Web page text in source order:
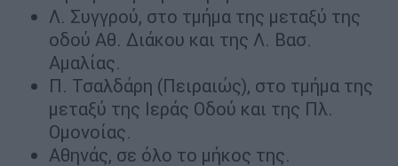
Λ. Συγγρού, στο τμήμα της μεταξύ της
οδού Αθ. Διάκου και της Λ. Βασ.
Αμαλίας.
Π. Τσαλδάρη (Πειραιώς), στο τμήμα της
μεταξύ της Ιεράς Οδού και της Πλ.
Ομονοίας.
Αθηνάς, σε όλο το μήκος της.